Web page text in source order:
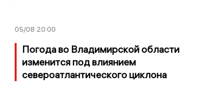
05/08 20:00
Погода во Владимирской области
изменится под влиянием
североатлантического циклона